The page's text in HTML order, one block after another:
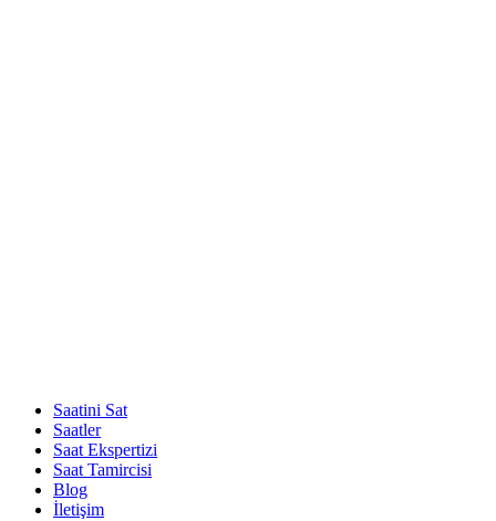
Saatini Sat
Saatler
Saat Ekspertizi
Saat Tamircisi
Blog
İletişim